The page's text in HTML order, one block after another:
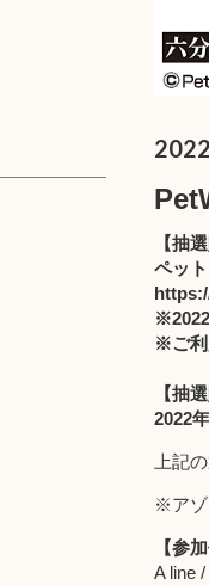
【抽
ペッ
※ご利
【抽
2022
上記
※アゾ
【参
A line